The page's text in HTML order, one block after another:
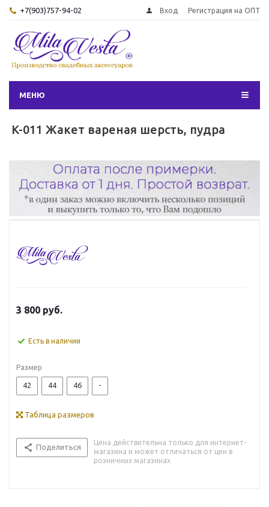
+7(903)757-94-02 Вход Регистрация на ОПТ
МЕНЮ
K-011 Жакет вареная шерсть, пудра
3 800 руб.
Есть в наличии
Размер
42 44 46 -
Таблица размеров
Поделиться
Цена действительна только для интернет-
магазина и может отличаться от цен в
розничных магазинах